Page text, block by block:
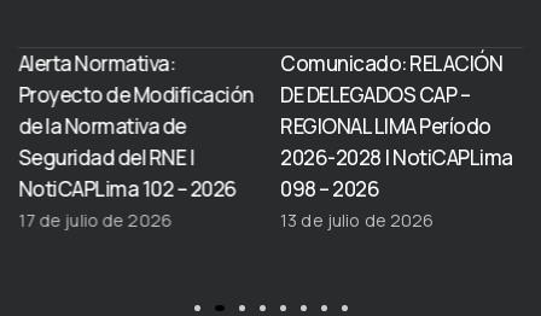
Alerta Normativa:
Proyecto de Modificación
de la Normativa de
Seguridad del RNE |
NotiCAPLima 102 – 2026
17 de julio de 2026
Comunicado: RELACIÓN
DE DELEGADOS CAP –
REGIONAL LIMA Período
2026-2028 | NotiCAPLima
098 – 2026
13 de julio de 2026